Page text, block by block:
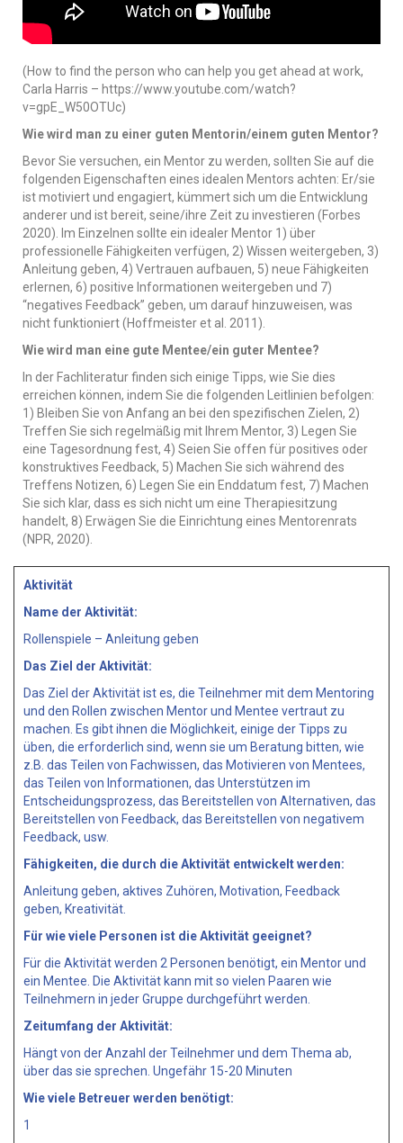
(How to find the person who can help you get ahead at work,
Carla Harris – https://www.youtube.com/watch?
v=gpE_W50OTUc)
Wie wird man zu einer guten Mentorin/einem guten Mentor?
Bevor Sie versuchen, ein Mentor zu werden, sollten Sie auf die
folgenden Eigenschaften eines idealen Mentors achten: Er/sie
ist motiviert und engagiert, kümmert sich um die Entwicklung
anderer und ist bereit, seine/ihre Zeit zu investieren (Forbes
2020). Im Einzelnen sollte ein idealer Mentor 1) über
professionelle Fähigkeiten verfügen, 2) Wissen weitergeben, 3)
Anleitung geben, 4) Vertrauen aufbauen, 5) neue Fähigkeiten
erlernen, 6) positive Informationen weitergeben und 7)
“negatives Feedback” geben, um darauf hinzuweisen, was
nicht funktioniert (Hoffmeister et al. 2011).
Wie wird man eine gute Mentee/ein guter Mentee?
In der Fachliteratur finden sich einige Tipps, wie Sie dies
erreichen können, indem Sie die folgenden Leitlinien befolgen:
1) Bleiben Sie von Anfang an bei den spezifischen Zielen, 2)
Treffen Sie sich regelmäßig mit Ihrem Mentor, 3) Legen Sie
eine Tagesordnung fest, 4) Seien Sie offen für positives oder
konstruktives Feedback, 5) Machen Sie sich während des
Treffens Notizen, 6) Legen Sie ein Enddatum fest, 7) Machen
Sie sich klar, dass es sich nicht um eine Therapiesitzung
handelt, 8) Erwägen Sie die Einrichtung eines Mentorenrats
(NPR, 2020).
Aktivität
Name der Aktivität:
Rollenspiele – Anleitung geben
Das Ziel der Aktivität:
Das Ziel der Aktivität ist es, die Teilnehmer mit dem Mentoring
und den Rollen zwischen Mentor und Mentee vertraut zu
machen. Es gibt ihnen die Möglichkeit, einige der Tipps zu
üben, die erforderlich sind, wenn sie um Beratung bitten, wie
z.B. das Teilen von Fachwissen, das Motivieren von Mentees,
das Teilen von Informationen, das Unterstützen im
Entscheidungsprozess, das Bereitstellen von Alternativen, das
Bereitstellen von Feedback, das Bereitstellen von negativem
Feedback, usw.
Fähigkeiten, die durch die Aktivität entwickelt werden:
Anleitung geben, aktives Zuhören, Motivation, Feedback
geben, Kreativität.
Für wie viele Personen ist die Aktivität geeignet?
Für die Aktivität werden 2 Personen benötigt, ein Mentor und
ein Mentee. Die Aktivität kann mit so vielen Paaren wie
Teilnehmern in jeder Gruppe durchgeführt werden.
Zeitumfang der Aktivität:
Hängt von der Anzahl der Teilnehmer und dem Thema ab,
über das sie sprechen. Ungefähr 15-20 Minuten
Wie viele Betreuer werden benötigt:
1